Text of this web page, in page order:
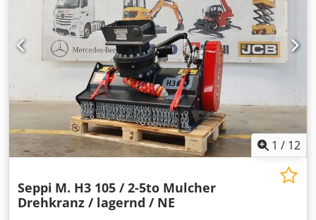
1 / 12
Seppi M. H3 105 / 2-5to Mulcher
Drehkranz / lagernd / NE